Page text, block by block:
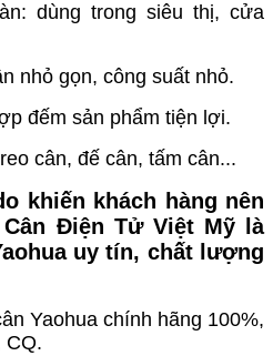
dùng trong siêu thị, cửa
nhỏ gọn, công suất nhỏ.
đếm sản phẩm tiện lợi.
cân, đế cân, tấm cân...
khiến khách hàng nên
Điện Tử Việt Mỹ là
uy tín, chất lượng
Yaohua chính hãng 100%,
CQ.